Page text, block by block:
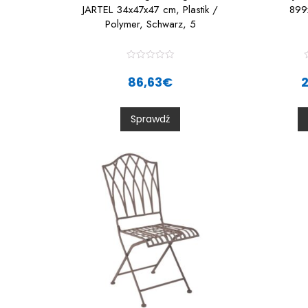
JARTEL 34x47x47 cm, Plastik /
Polymer, Schwarz, 5
a
t
0
o
u
t
5
86,63€
Sprawdź
t
t